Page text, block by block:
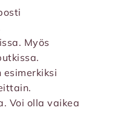
Myös
Voi olla vaikea